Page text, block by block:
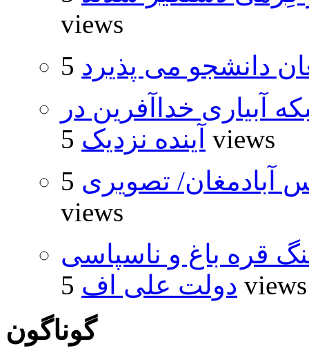
views
دانشجو می پذیرد
آبیاری خداآفرین در
آینده نزدیک 5 views
تصویری 5
views
قره باغ و ناسپاسی
دولت علی اف 5 views
گوناگون